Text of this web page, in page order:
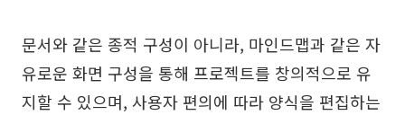
문서와 같은 종적 구성이 아니라, 마인드맵과 같은 자
유로운 화면 구성을 통해 프로젝트를 창의적으로 유
지할 수 있으며, 사용자 편의에 따라 양식을 편집하는